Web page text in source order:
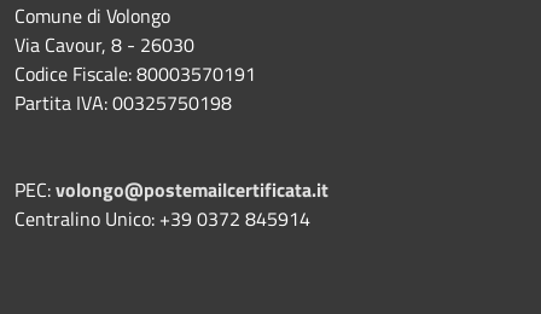
Comune di Volongo
Via Cavour, 8 - 26030
Codice Fiscale: 80003570191
Partita IVA: 00325750198
PEC:volongo@postemailcertificata.it
Centralino Unico: +39 0372 845914